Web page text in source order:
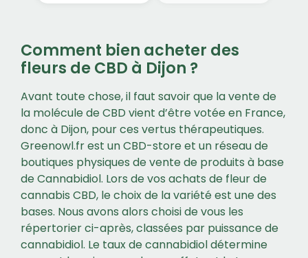
Comment bien acheter des
fleurs de CBD à Dijon ?
Avant toute chose, il faut savoir que la vente de
la molécule de CBD vient d’être votée en France,
donc à Dijon, pour ces vertus thérapeutiques.
Greenowl.fr est un CBD-store et un réseau de
boutiques physiques de vente de produits à base
de Cannabidiol. Lors de vos achats de fleur de
cannabis CBD, le choix de la variété est une des
bases. Nous avons alors choisi de vous les
répertorier ci-après, classées par puissance de
cannabidiol. Le taux de cannabidiol détermine